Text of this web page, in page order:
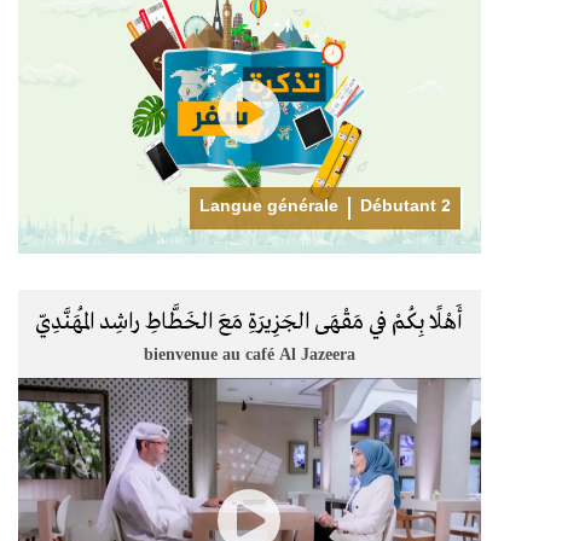
Langue générale Débutant 2
أَهْلًا بِكُمْ في مَقْهَى الجَزِيرَةِ مَعَ الخَطَّاطِ راشِد المُهَنَّدِيّ
bienvenue au café Al Jazeera